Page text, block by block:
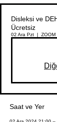
Disleksi ve
Ücretsiz
02 Ara Pzt
  |
ZOOM
Saat ve Yer